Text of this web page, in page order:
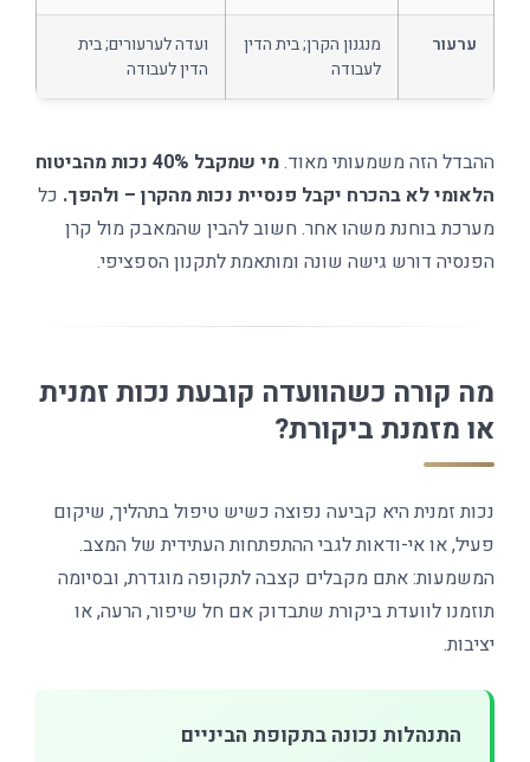
ערעור
מנגנון הקרן; בית הדין
לעבודה
ועדה לערעורים; בית
הדין לעבודה
ההבדל הזה משמעותי מאוד.
מי שמקבל 40% נכות מהביטוח
הלאומי לא בהכרח יקבל פנסיית נכות מהקרן – ולהפך. כל
מערכת בוחנת משהו אחר. חשוב להבין שהמאבק מול קרן
הפנסיה דורש גישה שונה ומותאמת לתקנון הספציפי.
מה קורה כשהוועדה קובעת נכות זמנית
או מזמנת ביקורת?
נכות זמנית היא קביעה נפוצה כשיש טיפול בתהליך, שיקום
פעיל, או אי-ודאות לגבי ההתפתחות העתידית של המצב.
המשמעות: אתם מקבלים קצבה לתקופה מוגדרת, ובסיומה
תוזמנו לוועדת ביקורת שתבדוק אם חל שיפור, הרעה, או
יציבות.
התנהלות נכונה בתקופת הביניים